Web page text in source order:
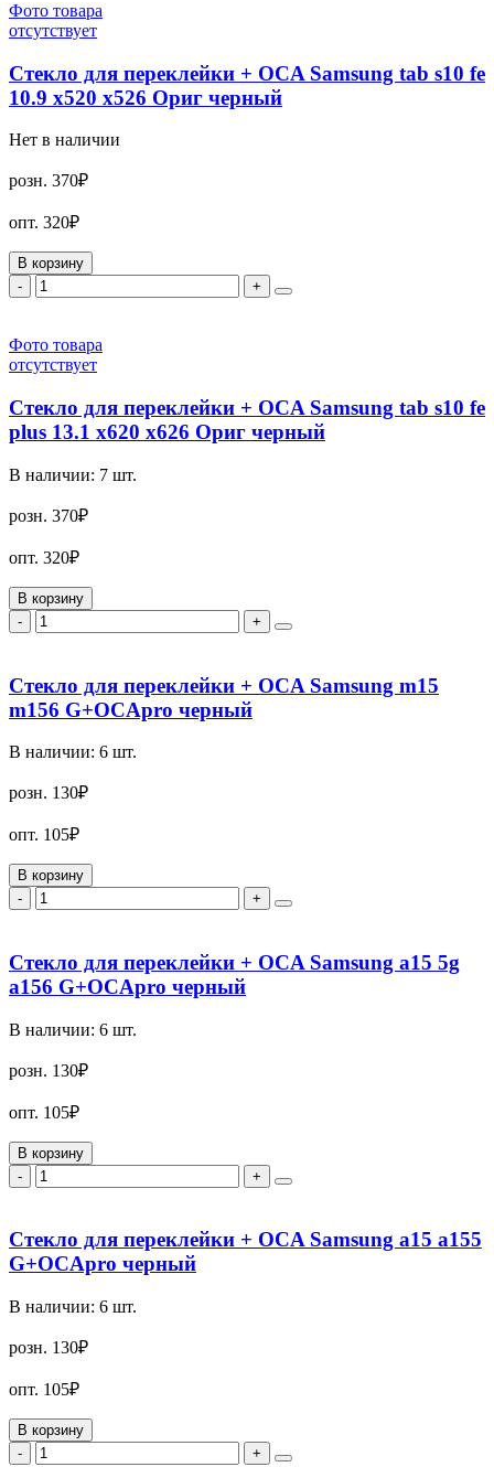
Фото товара
отсутствует
Стекло для переклейки + OCA Samsung tab s10 fe
10.9 x520 x526 Ориг черный
Нет в наличии
розн. 370₽
опт. 320₽
В корзину
-
+
Фото товара
отсутствует
Стекло для переклейки + OCA Samsung tab s10 fe
plus 13.1 x620 x626 Ориг черный
В наличии: 7 шт.
розн. 370₽
опт. 320₽
В корзину
-
+
Стекло для переклейки + OCA Samsung m15
m156 G+OCApro черный
В наличии: 6 шт.
розн. 130₽
опт. 105₽
В корзину
-
+
Стекло для переклейки + OCA Samsung a15 5g
a156 G+OCApro черный
В наличии: 6 шт.
розн. 130₽
опт. 105₽
В корзину
-
+
Стекло для переклейки + OCA Samsung a15 a155
G+OCApro черный
В наличии: 6 шт.
розн. 130₽
опт. 105₽
В корзину
-
+